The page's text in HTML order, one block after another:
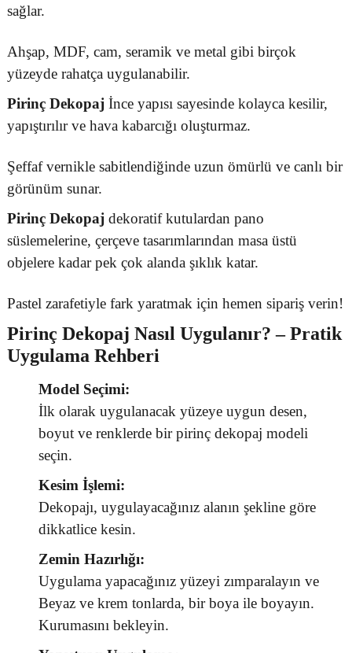
sağlar.
Ahşap, MDF, cam, seramik ve metal gibi birçok
yüzeyde rahatça uygulanabilir.
Pirinç Dekopaj İnce yapısı sayesinde kolayca kesilir,
yapıştırılır ve hava kabarcığı oluşturmaz.
Şeffaf vernikle sabitlendiğinde uzun ömürlü ve canlı bir
görünüm sunar.
Pirinç Dekopaj dekoratif kutulardan pano
süslemelerine, çerçeve tasarımlarından masa üstü
objelere kadar pek çok alanda şıklık katar.
Pastel zarafetiyle fark yaratmak için hemen sipariş verin!
Pirinç Dekopaj Nasıl Uygulanır? – Pratik
Uygulama Rehberi
Model Seçimi:
İlk olarak uygulanacak yüzeye uygun desen,
boyut ve renklerde bir pirinç dekopaj modeli
seçin.
Kesim İşlemi:
Dekopajı, uygulayacağınız alanın şekline göre
dikkatlice kesin.
Zemin Hazırlığı:
Uygulama yapacağınız yüzeyi zımparalayın ve
Beyaz ve krem tonlarda, bir boya ile boyayın.
Kurumasını bekleyin.